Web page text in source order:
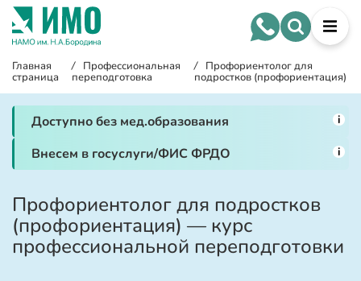
Главная
страница
/ Профессиональная
переподготовка
/ Профориентолог для
подростков (профориентация)
Доступно без мед.образования i
Внесем в госуслуги/ФИС ФРДО i
Профориентолог для подростков
(профориентация) — курс
профессиональной переподготовки